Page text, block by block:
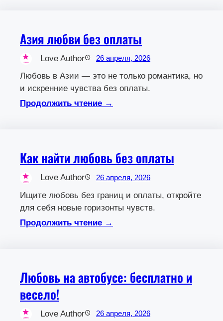
Азия любви без оплаты
Love Author 26 апреля, 2026
Любовь в Азии — это не только романтика, но
и искренние чувства без оплаты.
Продолжить чтение →
Как найти любовь без оплаты
Love Author 26 апреля, 2026
Ищите любовь без границ и оплаты, откройте
для себя новые горизонты чувств.
Продолжить чтение →
Любовь на автобусе: бесплатно и
весело!
Love Author 26 апреля, 2026